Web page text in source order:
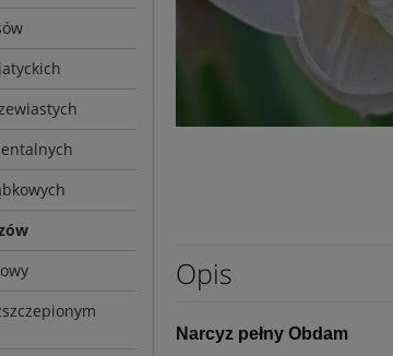
Opis
Narcyz pełny Obdam